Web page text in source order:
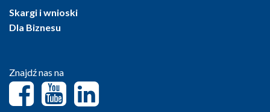
Skargi i wnioski
Dla Biznesu
Znajdź nas na